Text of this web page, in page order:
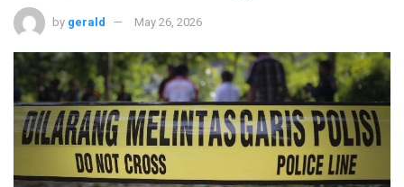
by gerald May 26, 2026